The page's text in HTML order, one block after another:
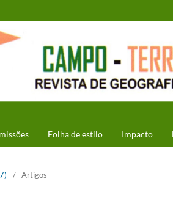
Folha de estilo Impacto
/ Artigos